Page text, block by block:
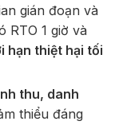
gián đoạn và
RTO 1 giờ và
hạn thiệt hại tối
thu, danh
thiểu đáng